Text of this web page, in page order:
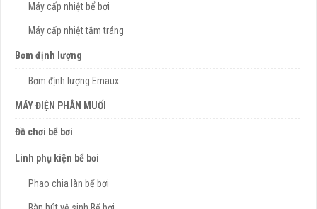
Máy cấp nhiệt bể bơi
Máy cấp nhiệt tắm tráng
Bơm định lượng
Bơm định lượng Emaux
MÁY ĐIỆN PHÂN MUỐI
Đồ chơi bể bơi
Linh phụ kiện bể bơi
Phao chia làn bể bơi